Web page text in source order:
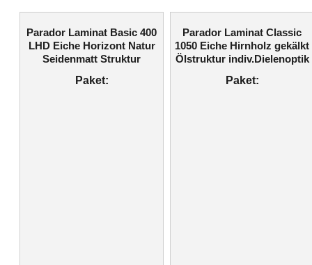
Parador Laminat Basic 400
LHD Eiche Horizont Natur
Seidenmatt Struktur
Paket:
Parador Laminat Classic
1050 Eiche Hirnholz gekälkt
Ölstruktur indiv.Dielenoptik
Paket: